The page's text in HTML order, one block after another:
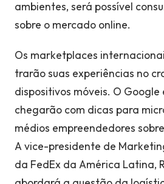
ambientes, será possível
sobre o mercado online.
Os marketplaces
trarão suas experiências no
dispositivos móveis. O Google
chegarão com dicas para
médios empreendedores
A vice-presidente de
da FedEx da América Latina,